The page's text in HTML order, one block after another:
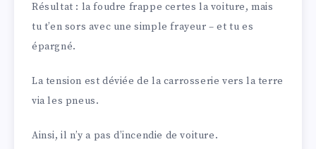
Résultat : la foudre frappe certes la voiture, mais
tu t’en sors avec une simple frayeur – et tu es
épargné.
La tension est déviée de la carrosserie vers la terre
via les pneus.
Ainsi, il n’y a pas d’incendie de voiture.